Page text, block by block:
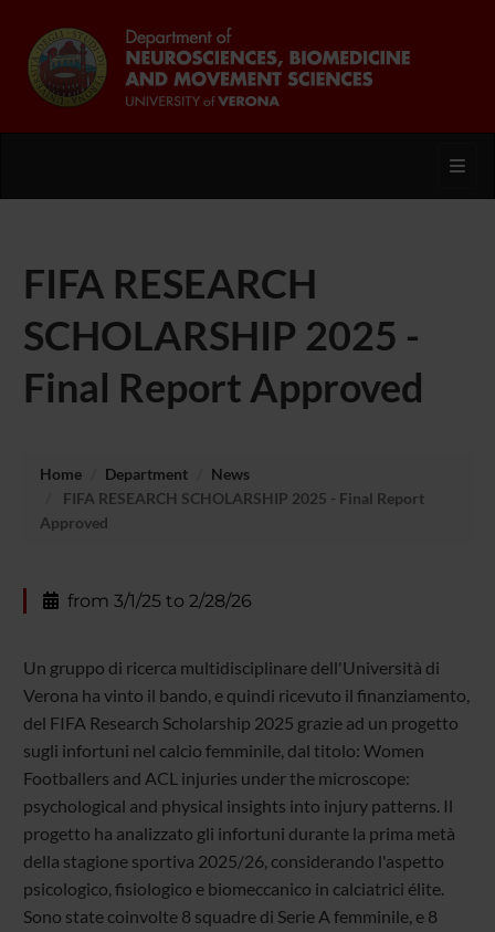
FIFA RESEARCH
SCHOLARSHIP 2025 -
Final Report Approved
Home Department
News
FIFA RESEARCH SCHOLARSHIP 2025 - Final Report
Approved
from 3/1/25 to 2/28/26
Un gruppo di ricerca multidisciplinare dell'Università di
Verona ha vinto il bando, e quindi ricevuto il finanziamento,
del FIFA Research Scholarship 2025 grazie ad un progetto
sugli infortuni nel calcio femminile, dal titolo: Women
Footballers and ACL injuries under the microscope:
psychological and physical insights into injury patterns. Il
progetto ha analizzato gli infortuni durante la prima metà
della stagione sportiva 2025/26, considerando l'aspetto
psicologico, fisiologico e biomeccanico in calciatrici élite.
Sono state coinvolte 8 squadre di Serie A femminile, e 8